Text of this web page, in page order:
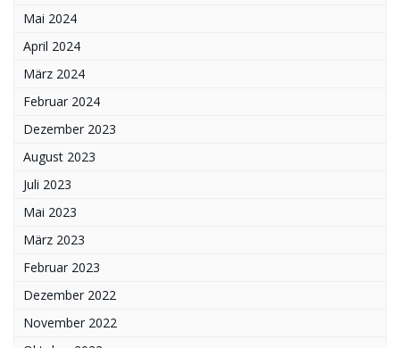
Mai 2024
April 2024
März 2024
Februar 2024
Dezember 2023
August 2023
Juli 2023
Mai 2023
März 2023
Februar 2023
Dezember 2022
November 2022